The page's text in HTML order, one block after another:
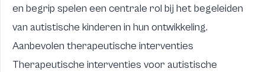
en begrip spelen een centrale rol bij het begeleiden
van autistische kinderen in hun ontwikkeling.
Aanbevolen therapeutische interventies
Therapeutische interventies voor autistische